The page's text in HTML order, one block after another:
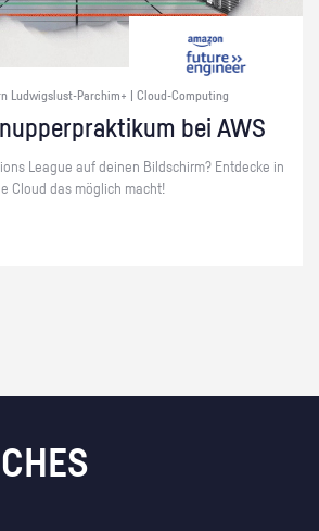
Ludwigslust-Parchim+ | Cloud-Computing
bei AWS
Le­ague auf dei­nen Bild­schirm? Ent­de­cke in
Cloud das mög­lich macht!